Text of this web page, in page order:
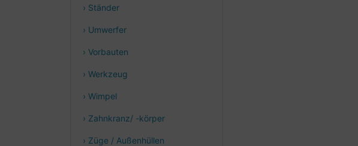
› Ständer
› Umwerfer
› Vorbauten
› Werkzeug
› Wimpel
› Zahnkranz/ -körper
› Züge / Außenhüllen